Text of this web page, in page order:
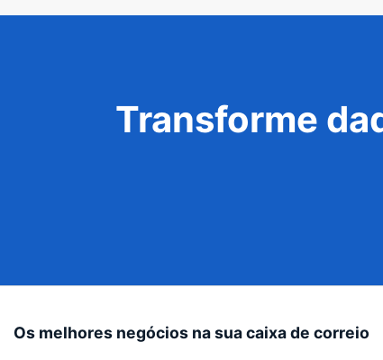
Transforme
Os melhores negócios na sua caixa de correio